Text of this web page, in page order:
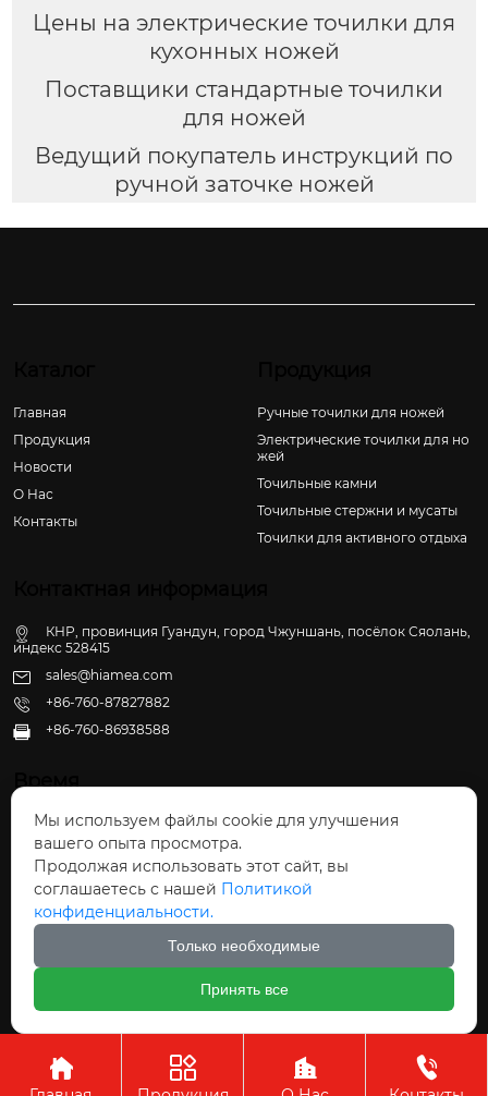
Цены на электрические точилки для
кухонных ножей
Поставщики стандартные точилки
для ножей
Ведущий покупатель инструкций по
ручной заточке ножей
Главная
Продукция
Новости
О Hас
Контакты
Ручные точилки для ножей
Электрические точилки для но
жей
Точильные камни
Точильные стержни и мусаты
Точилки для активного отдыха
КНР, провинция Гуандун, город Чжуншань, посёлок Сяолань,
индекс 528415
sales@hiamea.com
+86-760-87827882
 +86-760-86938588
Время
Пн - Пт: 09:30 - 22:00
Сб - Вс: 10:00 - 22:30
Авторское право©ООО Чжуншань Хайвэй
Кухонные Принадлежности
   
Мы используем файлы cookie для улучшения
вашего опыта просмотра.
Продолжая использовать этот сайт, вы
соглашаетесь с нашей Политикой
конфиденциальности.
Только необходимые
Принять все